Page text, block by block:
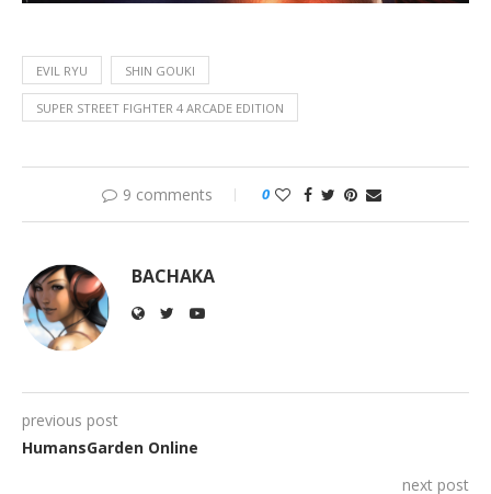
EVIL RYU SHIN GOUKI
SUPER STREET FIGHTER 4 ARCADE EDITION
9 comments 0
BACHAKA
previous post
HumansGarden Online
next post